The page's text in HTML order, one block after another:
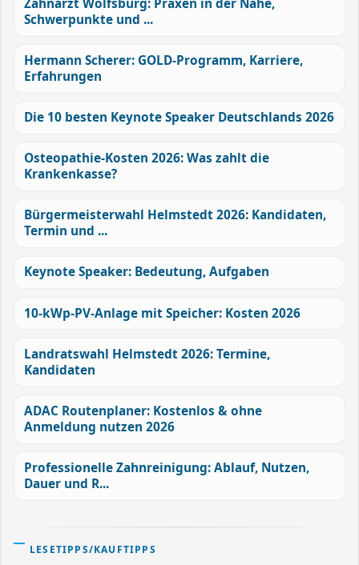
Zahnarzt Wolfsburg: Praxen in der Nähe,
Schwerpunkte und ...
Hermann Scherer: GOLD-Programm, Karriere,
Erfahrungen
Die 10 besten Keynote Speaker Deutschlands 2026
Osteopathie-Kosten 2026: Was zahlt die
Krankenkasse?
Bürgermeisterwahl Helmstedt 2026: Kandidaten,
Termin und ...
Keynote Speaker: Bedeutung, Aufgaben
10-kWp-PV-Anlage mit Speicher: Kosten 2026
Landratswahl Helmstedt 2026: Termine,
Kandidaten
ADAC Routenplaner: Kostenlos & ohne
Anmeldung nutzen 2026
Professionelle Zahnreinigung: Ablauf, Nutzen,
Dauer und R...
LESETIPPS/KAUFTIPPS